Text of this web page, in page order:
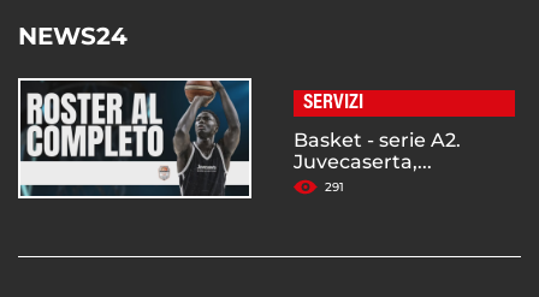
NEWS24
SERVIZI
Basket - serie A2.
Juvecaserta,...
291